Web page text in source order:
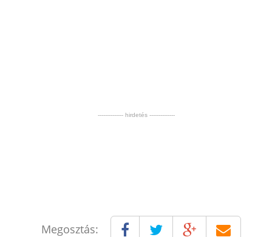
-------------- hirdetés --------------
Megosztás: